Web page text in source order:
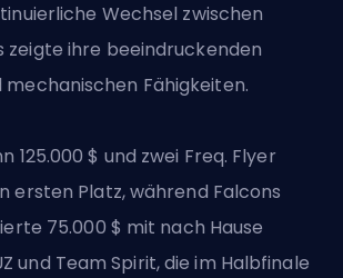
Wechsel zwischen
zeigte ihre beeindruckenden
Fähigkeiten.
125.000 $ und zwei Freq. Flyer
ersten Platz, während Falcons
75.000 $ mit nach Hause
und Team Spirit, die im Halbfinale